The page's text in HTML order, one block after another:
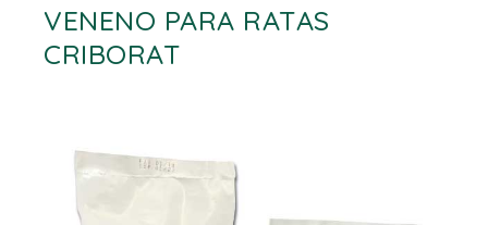
VENENO PARA RATAS
CRIBORAT